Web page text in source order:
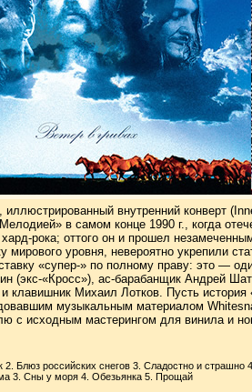
иллюстрированный внутренний конверт
в самом конце 1990 г., когда
рока; оттого он и прошел
мирового уровня, невероятно укрепили
«супер-» по полному праву: это —
(экс-«Кросс»), ас-барабанщик Андрей
клавишник Михаил Лотков. Пусть
музыкальным материалом
с исходным мастерингом для винила и
2. Блюз российских снегов 3. Сладостно и страшно
3. Сны у моря 4. Обезьянка 5. Прощай